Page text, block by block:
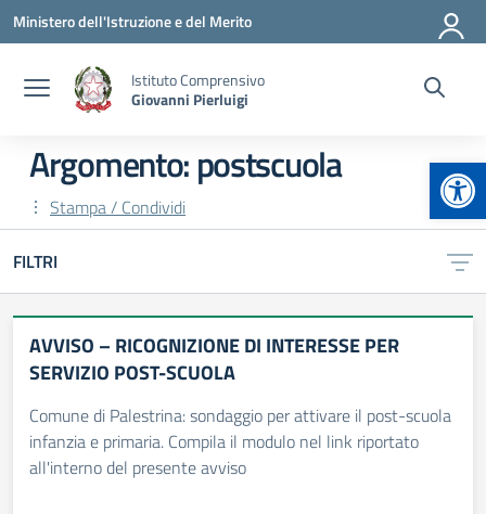
Vai ai contenuti
Vai al menu di navigazione
Vai al footer
Ministero dell'Istruzione e del Merito
Istituto Comprensivo
Giovanni Pierluigi
Argomento: postscuola
Stampa / Condividi
FILTRI
AVVISO – RICOGNIZIONE DI INTERESSE PER
SERVIZIO POST-SCUOLA
Comune di Palestrina: sondaggio per attivare il post-scuola
infanzia e primaria. Compila il modulo nel link riportato
all'interno del presente avviso